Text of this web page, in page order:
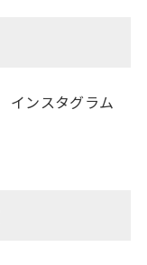
インスタグラム